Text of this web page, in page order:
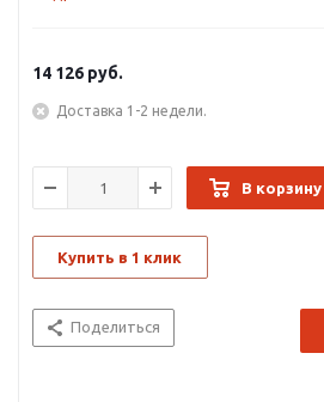
14 126 руб.
Доставка 1-2 недели.
В корзину
Купить в 1 клик
Поделиться